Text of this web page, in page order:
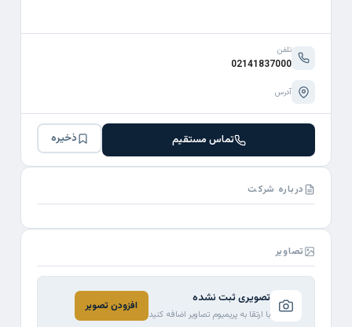
تلفن
02141837000
آدرس
تماس مستقیم ذخیره
درباره شرکت
تصاویر
تصویری ثبت نشده
با ارتقا به پریمیوم تصاویر اضافه کنید
افزودن تصویر